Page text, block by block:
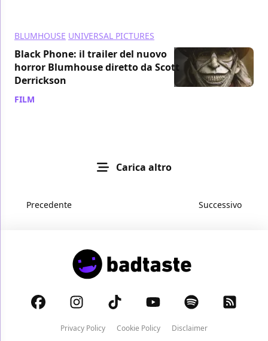
BLUMHOUSE UNIVERSAL PICTURES
Black Phone: il trailer del nuovo
horror Blumhouse diretto da Scott
Derrickson
FILM
Carica altro
Precedente Successivo
Privacy Policy Cookie Policy Disclaimer